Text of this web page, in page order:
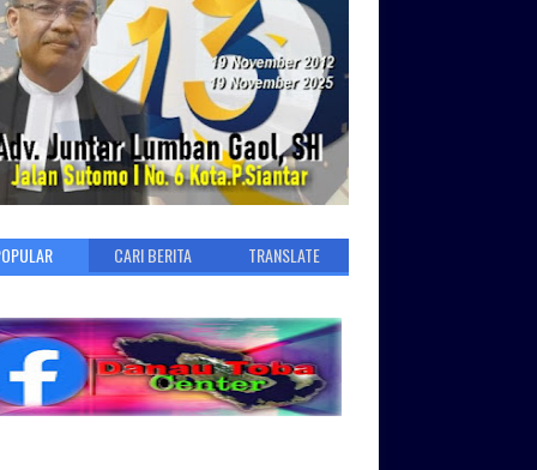
CARI BERITA TRANSLATE